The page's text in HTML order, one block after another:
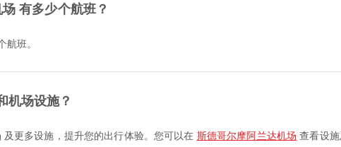
有多少个航班？
航班。
机场设施？
及更多设施，提升您的出行体验。您可以在 斯德哥尔摩阿兰达机场 查看设施